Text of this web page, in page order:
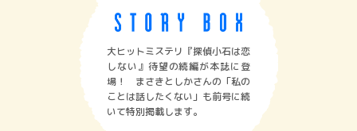
大ヒットミステリ『探偵小石は恋
しない』待望の続編が本誌に登
場！ まさきとしかさんの「私の
ことは話したくない」も前号に続
いて特別掲載します。